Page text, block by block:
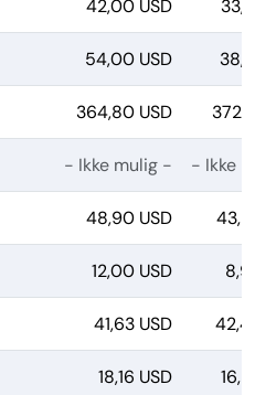
42,00 USD
54,00 USD
364,80 USD
- Ikke mulig - - Ikke
48,90 USD
12,00 USD
41,63 USD
18,16 USD